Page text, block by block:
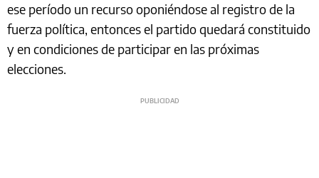
ese período un recurso oponiéndose al registro de la
fuerza política, entonces el partido quedará constituido
y en condiciones de participar en las próximas
elecciones.